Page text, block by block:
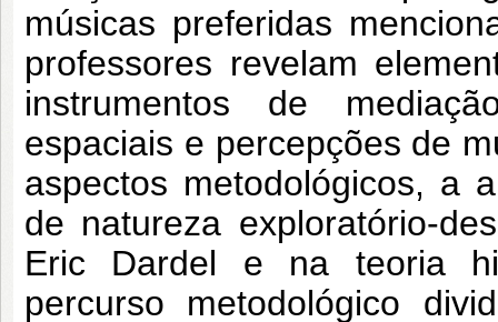
músicas preferidas
professores revelam
instrumentos de
espaciais e percepções de
aspectos metodológicos, a
de natureza exploratório-
Eric Dardel e na teoria
percurso metodológico